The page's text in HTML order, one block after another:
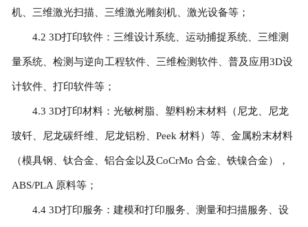
机、三维激光扫描、三维激光雕刻机、激光设备等；
4.2 3D打印软件：三维设计系统、运动捕捉系统、三维测
量系统、检测与逆向工程软件、三维检测软件、普及应用3D设
计软件、打印软件等；
4.3 3D打印材料：光敏树脂、塑料粉末材料（尼龙、尼龙
玻钎、尼龙碳纤维、尼龙铝粉、Peek 材料）等、金属粉末材料
（模具钢、钛合金、铝合金以及CoCrMo 合金、铁镍合金），
ABS/PLA 原料等；
4.4 3D打印服务：建模和打印服务、测量和扫描服务、设